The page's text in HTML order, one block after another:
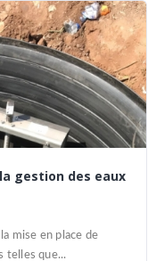
gestion des eaux
mise en place de
telles que...